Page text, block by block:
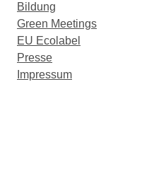
Bildung
Green Meetings
EU Ecolabel
Presse
Impressum